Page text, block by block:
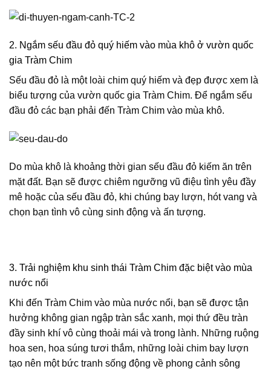
2. Ngắm sếu đầu đỏ quý hiếm vào mùa khô ở vườn quốc
gia Tràm Chim
Sếu đầu đỏ là một loài chim quý hiếm và đẹp được xem là
biểu tượng của vườn quốc gia Tràm Chim. Để ngắm sếu
đầu đỏ các bạn phải đến Tràm Chim vào mùa khô.
Do mùa khô là khoảng thời gian sếu đầu đỏ kiếm ăn trên
mặt đất. Bạn sẽ được chiêm ngưỡng vũ điệu tình yêu đầy
mê hoặc của sếu đầu đỏ, khi chúng bay lượn, hót vang và
chọn bạn tình vô cùng sinh động và ấn tượng.
3. Trải nghiệm khu sinh thái Tràm Chim đặc biệt vào mùa
nước nổi
Khi đến Tràm Chim vào mùa nước nổi, bạn sẽ được tận
hưởng không gian ngập tràn sắc xanh, mọi thứ đều tràn
đầy sinh khí vô cùng thoải mái và trong lành. Những ruộng
hoa sen, hoa súng tươi thắm, những loài chim bay lượn
tạo nên một bức tranh sống động về phong cảnh sông